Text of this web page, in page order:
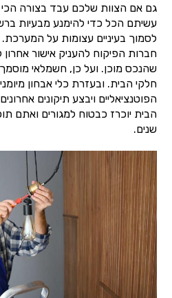
גם אם הצוות שלכם עבד בצורה
עשיתם הכל כדי להימנע מבעיות
לסמוך בעיניים עצומות על
חברות הפיקוח להעניק אישור
שהנכס מוכן. ועל כן, חשמלאי
חלקי הבית. ובעזרת כלי אבחון
הפוטנציאליים ויבצע תיקונים
הבית יוכרז כבטוח למגורים ואתם
שנים.